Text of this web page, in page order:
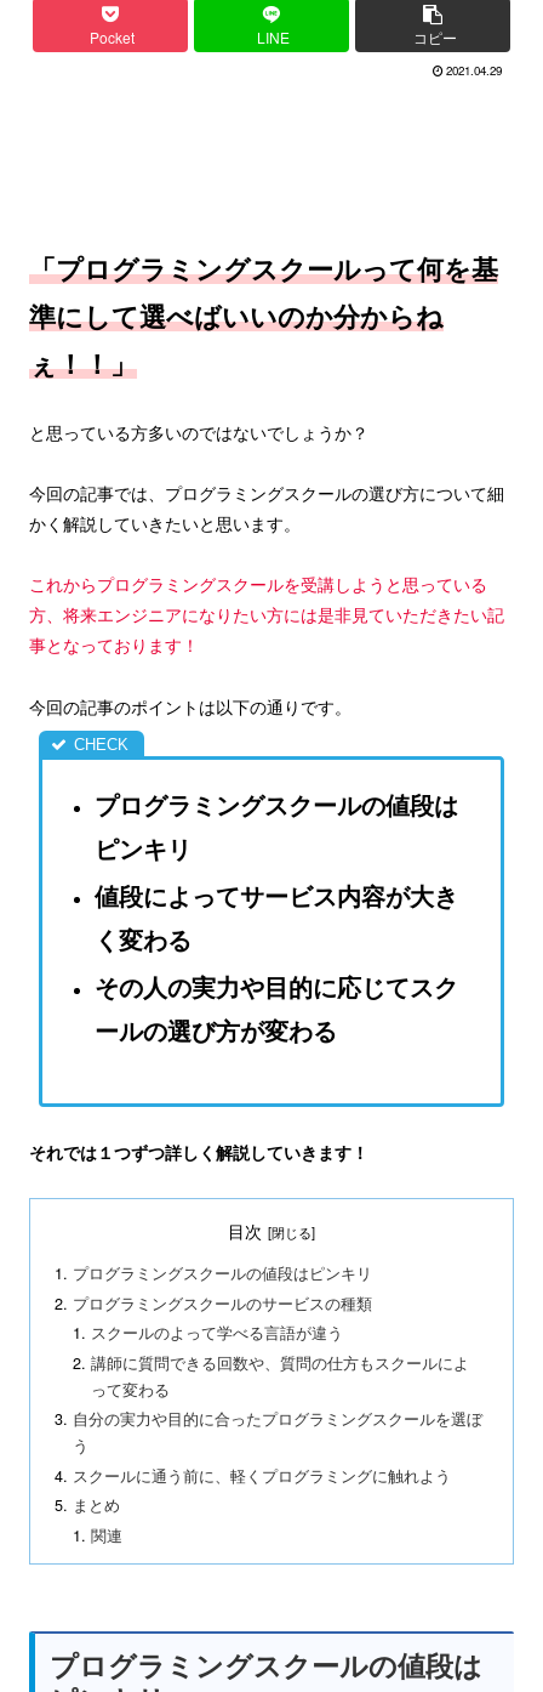
Pocket LINE コピー
2021.04.29
「プログラミングスクールって何を基
準にして選べばいいのか分からね
ぇ！！」
と思っている方多いのではないでしょうか？
今回の記事では、プログラミングスクールの選び方について細
かく解説していきたいと思います。
これからプログラミングスクールを受講しようと思っている
方、将来エンジニアになりたい方には是非見ていただきたい記
事となっております！
今回の記事のポイントは以下の通りです。
プログラミングスクールの値段は
ピンキリ
値段によってサービス内容が大き
く変わる
その人の実力や目的に応じてスク
ールの選び方が変わる
それでは１つずつ詳しく解説していきます！
目次
プログラミングスクールの値段はピンキリ
プログラミングスクールのサービスの種類
スクールのよって学べる言語が違う
講師に質問できる回数や、質問の仕方もスクールによ
って変わる
自分の実力や目的に合ったプログラミングスクールを選ぼ
う
スクールに通う前に、軽くプログラミングに触れよう
まとめ
関連
プログラミングスクールの値段は